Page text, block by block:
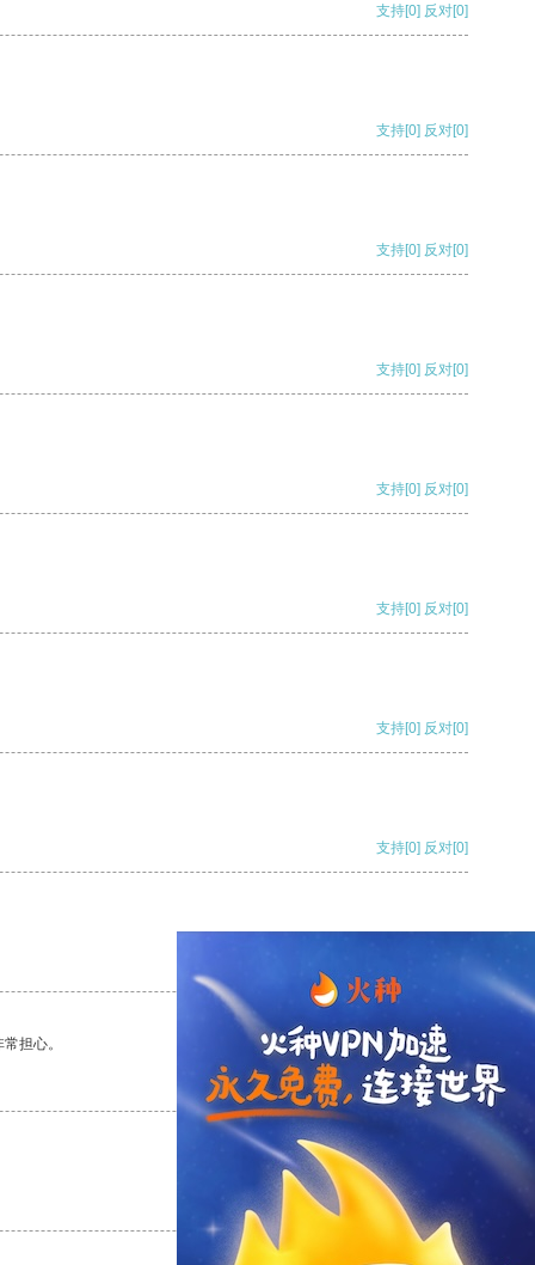
支持[0] 反对[0]
支持[0] 反对[0]
支持[0] 反对[0]
支持[0] 反对[0]
支持[0] 反对[0]
支持[0] 反对[0]
支持[0] 反对[0]
支持[0] 反对[0]
担心。
支持 [0] 反对[0]
支持[0] 反对